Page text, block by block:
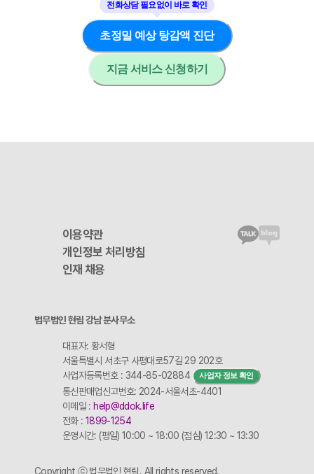
초정밀 예상 탕감액 진단
지금 서비스 신청하기
이용약관
개인정보 처리방침
인재 채용
법무법인 현림 강남 분사무소
대표자: 황서형
서울특별시 서초구 사평대로57길 29 202호
사업자등록번호 : 344-85-02884
사업자 정보 확인
통신판매업신고번호: 2024-서울서초-4401
이메일 : help@ddok.life
전화 : 1899-1254
운영시간: (평일) 10:00 ~ 18:00 (점심) 12:30 ~ 13:30
Copyright ⓒ 법무법인 현림. All rights reserved.